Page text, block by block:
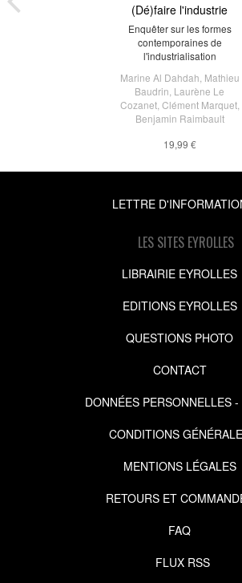
(Dé)faire l'industrie
Enquêter sur les formes
contemporaines de
l'industrialisation
Marine Al Dahdah Mathieu
Baudrin Laurène Le
Cozanet, Clément Marquet,
Benjamin Raimbault
19,99 €
LETTRE
LES SITES EYROLLES
LIBRAIRIE EYROLLES
EDITIONS EYROLLES
QUESTIONS PHOTO
CONTACT
DONNÉES PERSONNELLES
CONDITIONS
MENTIONS LÉGALES
RETOURS ET
FAQ
FLUX RSS